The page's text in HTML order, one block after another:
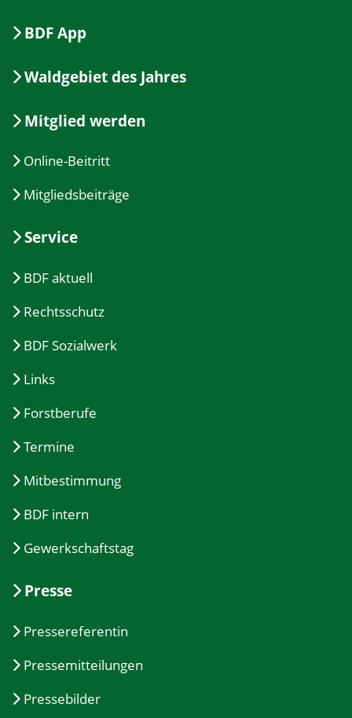
BDF App
Waldgebiet des Jahres
Mitglied werden
Online-Beitritt
Mitgliedsbeiträge
Service
BDF aktuell
Rechtsschutz
BDF Sozialwerk
Links
Forstberufe
Termine
Mitbestimmung
BDF intern
Gewerkschaftstag
Presse
Pressereferentin
Pressemitteilungen
Pressebilder